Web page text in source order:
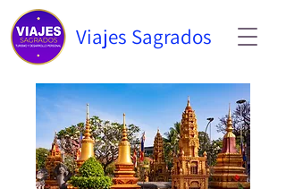
Viajes Sagrados